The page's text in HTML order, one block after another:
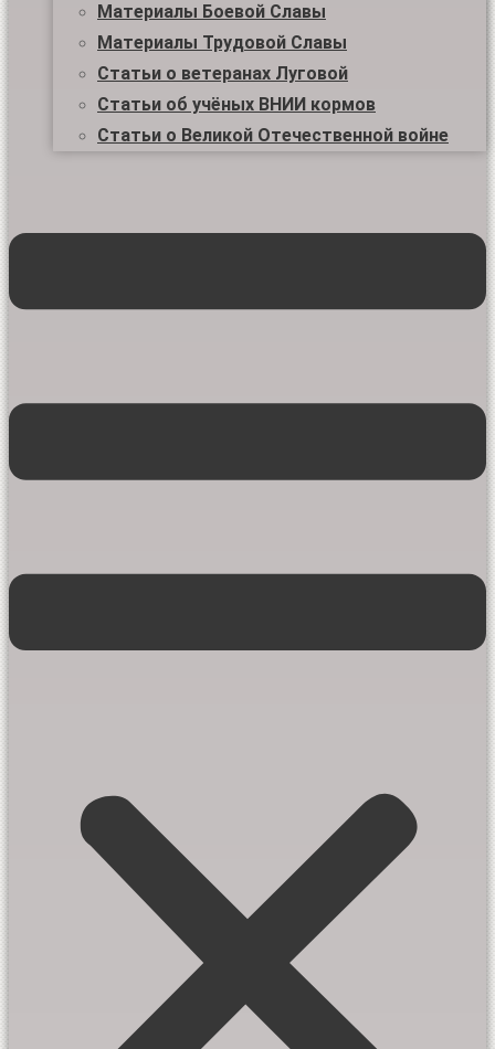
Материалы Боевой Славы
Материалы Трудовой Славы
Статьи о ветеранах Луговой
Статьи об учёных ВНИИ кормов
Статьи о Великой Отечественной войне